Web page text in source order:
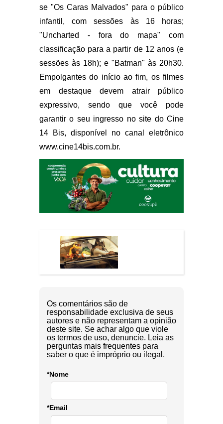
se "Os Caras Malvados" para o público
infantil, com sessões às 16 horas;
"Uncharted - fora do mapa" com
classificação para a partir de 12 anos (e
sessões às 18h); e "Batman" às 20h30.
Empolgantes do início ao fim, os filmes
em destaque devem atrair público
expressivo, sendo que você pode
garantir o seu ingresso no site do Cine
14 Bis, disponível no canal eletrônico
www.cine14bis.com.br.
Os comentários são de
responsabilidade exclusiva de seus
autores e não representam a opinião
deste site. Se achar algo que viole
os termos de uso, denuncie. Leia as
perguntas mais frequentes para
saber o que é impróprio ou ilegal.
*Nome
*Email